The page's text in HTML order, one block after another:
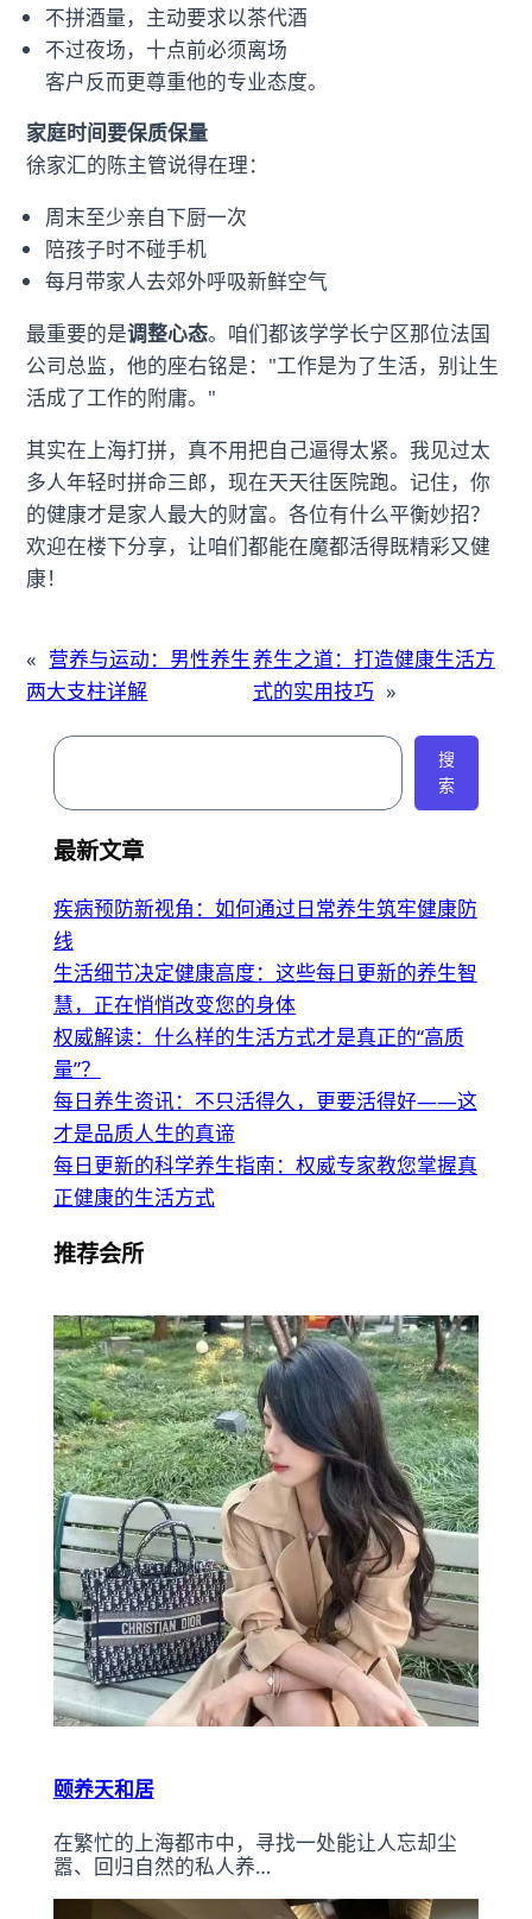
不拼酒量，主动要求以茶代酒
不过夜场，十点前必须离场
客户反而更尊重他的专业态度。
家庭时间要保质保量
徐家汇的陈主管说得在理：
周末至少亲自下厨一次
陪孩子时不碰手机
每月带家人去郊外呼吸新鲜空气
最重要的是调整心态。咱们都该学学长宁区那位法国
公司总监，他的座右铭是："工作是为了生活，别让生
活成了工作的附庸。"
其实在上海打拼，真不用把自己逼得太紧。我见过太
多人年轻时拼命三郎，现在天天往医院跑。记住，你
的健康才是家人最大的财富。各位有什么平衡妙招？
欢迎在楼下分享，让咱们都能在魔都活得既精彩又健
康！
« 营养与运动：男性养生
两大支柱详解
养生之道：打造健康生活方
式的实用技巧 »
搜
搜
索
最新文章
疾病预防新视角：如何通过日常养生筑牢健康防
线
生活细节决定健康高度：这些每日更新的养生智
慧，正在悄悄改变您的身体
权威解读：什么样的生活方式才是真正的“高质
量”？
每日养生资讯：不只活得久，更要活得好——这
才是品质人生的真谛
每日更新的科学养生指南：权威专家教您掌握真
正健康的生活方式
推荐会所
颐养天和居
在繁忙的上海都市中，寻找一处能让人忘却尘
嚣、回归自然的私人养…